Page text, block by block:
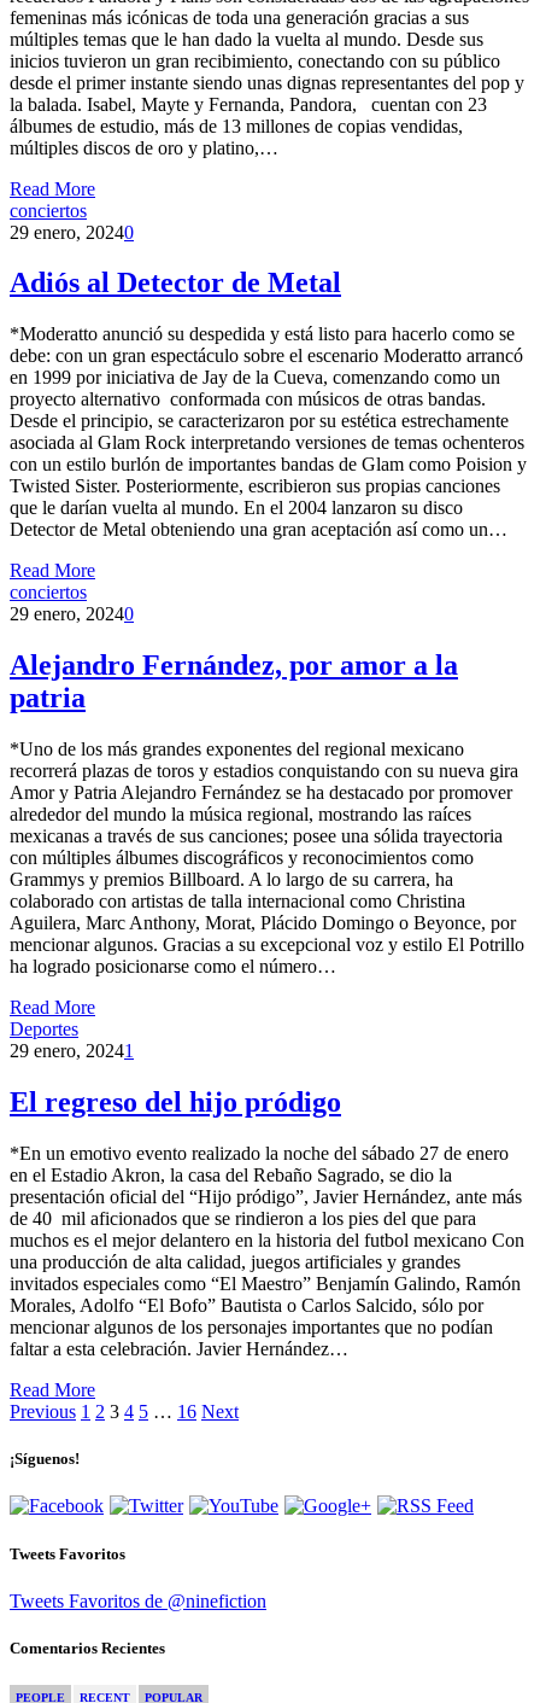
femeninas más icónicas de toda una generación gracias a sus
múltiples temas que le han dado la vuelta al mundo. Desde sus
inicios tuvieron un gran recibimiento, conectando con su público
desde el primer instante siendo unas dignas representantes del pop y
la balada. Isabel, Mayte y Fernanda, Pandora, cuentan con 23
álbumes de estudio, más de 13 millones de copias vendidas,
múltiples discos de oro y platino,…
Read More
conciertos
29 enero, 20240
Adiós al Detector de Metal
*Moderatto anunció su despedida y está listo para hacerlo como se
debe: con un gran espectáculo sobre el escenario Moderatto arrancó
en 1999 por iniciativa de Jay de la Cueva, comenzando como un
proyecto alternativo conformada con músicos de otras bandas.
Desde el principio, se caracterizaron por su estética estrechamente
asociada al Glam Rock interpretando versiones de temas ochenteros
con un estilo burlón de importantes bandas de Glam como Poision y
Twisted Sister. Posteriormente, escribieron sus propias canciones
que le darían vuelta al mundo. En el 2004 lanzaron su disco
Detector de Metal obteniendo una gran aceptación así como un…
Read More
conciertos
29 enero, 20240
Alejandro Fernández, por amor a la
patria
*Uno de los más grandes exponentes del regional mexicano
recorrerá plazas de toros y estadios conquistando con su nueva gira
Amor y Patria Alejandro Fernández se ha destacado por promover
alrededor del mundo la música regional, mostrando las raíces
mexicanas a través de sus canciones; posee una sólida trayectoria
con múltiples álbumes discográficos y reconocimientos como
Grammys y premios Billboard. A lo largo de su carrera, ha
colaborado con artistas de talla internacional como Christina
Aguilera, Marc Anthony, Morat, Plácido Domingo o Beyonce, por
mencionar algunos. Gracias a su excepcional voz y estilo El Potrillo
ha logrado posicionarse como el número…
Read More
Deportes
29 enero, 20241
El regreso del hijo pródigo
*En un emotivo evento realizado la noche del sábado 27 de enero
en el Estadio Akron, la casa del Rebaño Sagrado, se dio la
presentación oficial del “Hijo pródigo”, Javier Hernández, ante más
de 40 mil aficionados que se rindieron a los pies del que para
muchos es el mejor delantero en la historia del futbol mexicano Con
una producción de alta calidad, juegos artificiales y grandes
invitados especiales como “El Maestro” Benjamín Galindo, Ramón
Morales, Adolfo “El Bofo” Bautista o Carlos Salcido, sólo por
mencionar algunos de los personajes importantes que no podían
faltar a esta celebración. Javier Hernández…
Read More
Previous 1 2 3 4 5 … 16 Next
¡Síguenos!
Tweets Favoritos
Tweets Favoritos de @ninefiction
Comentarios Recientes
PEOPLE RECENT POPULAR